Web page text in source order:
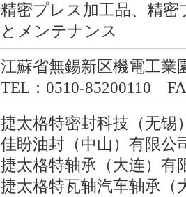
精密プレス加工品、精
とメンテナンス
江蘇省無錫新区機電工業
TEL：0510-85200110
捷太格特密封科技（无锡
佳盼油封（中山）有限公
捷太格特轴承（大连）有
捷太格特瓦轴汽车轴承（